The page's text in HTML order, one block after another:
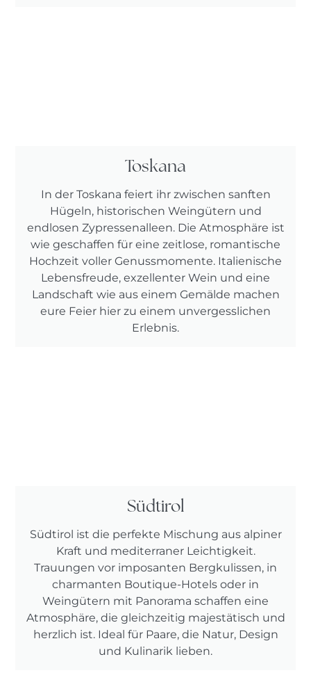
Toskana
In der Toskana feiert ihr zwischen sanften
Hügeln, historischen Weingütern und
endlosen Zypressenalleen. Die Atmosphäre ist
wie geschaffen für eine zeitlose, romantische
Hochzeit voller Genussmomente. Italienische
Lebensfreude, exzellenter Wein und eine
Landschaft wie aus einem Gemälde machen
eure Feier hier zu einem unvergesslichen
Erlebnis.
Südtirol
Südtirol ist die perfekte Mischung aus alpiner
Kraft und mediterraner Leichtigkeit.
Trauungen vor imposanten Bergkulissen, in
charmanten Boutique-Hotels oder in
Weingütern mit Panorama schaffen eine
Atmosphäre, die gleichzeitig majestätisch und
herzlich ist. Ideal für Paare, die Natur, Design
und Kulinarik lieben.